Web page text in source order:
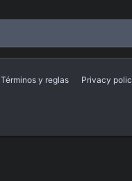
Términos y reglas Privacy